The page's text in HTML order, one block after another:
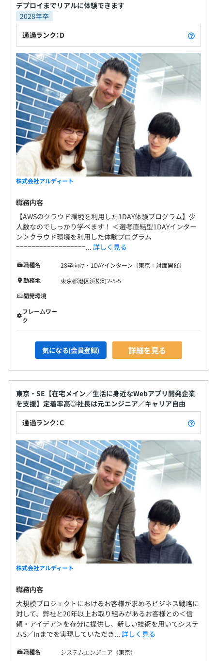
デプロイまでリアルに体験できます
2028年卒
通過ランク：D
株式会社アルディート
職務内容
【AWSのクラウド環境を利用した1DAY体験プログラム】少
人数なのでしっかり学べます！ ＜選考直結型1DAYインター
ン＞クラウド環境を利用した体験プログラム
==================... 詳しく見る
職種名
28卒向け・1DAYインターン（東京：対面開催）
勤務地
東京都港区浜松町2-5-5
開発環境
フレームワー
ク
気になる(会員登録) 詳細を見る
東京・SE【在宅メイン／生活に身近なWebアプリ開発企業
を支援】定着率高◎社長は元エンジニア／キャリア自由
通過ランク：C
株式会社アルディート
職務内容
大規模プロジェクトにおけるお客様が求めるビジネス戦略に
対して、弊社と20年以上お取り組みがあるお客様との＜信
頼・アイデア＞を存分に提供し、新しい技術を用いてシステ
ムS／Inまでを実現していただき... 詳しく見る
職種名
システムエンジニア（東京）